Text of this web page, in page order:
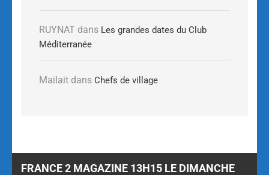
RUYNAT dans Les grandes dates du Club
Méditerranée
Mailait dans Chefs de village
FRANCE 2 MAGAZINE 13H15 LE DIMANCHE